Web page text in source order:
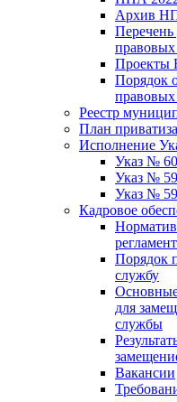
Архив
правовых
Порядок
правовых
Реестр
План
Исполнение
Указ №
Указ №
Указ №
Кадровое
Порядок
службу
для
службы
Вакансии